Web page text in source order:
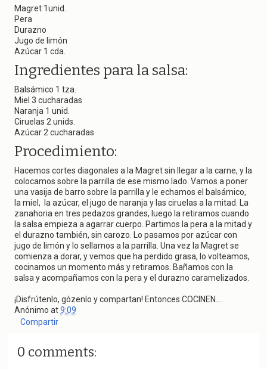
Magret 1unid.
Pera
Durazno
Jugo de limón
Azúcar 1 cda.
Ingredientes para la salsa:
Balsámico 1 tza.
Miel 3 cucharadas
Naranja 1 unid.
Ciruelas 2 unids.
Azúcar 2 cucharadas
Procedimiento:
Hacemos cortes diagonales a la Magret sin llegar a la carne, y la
colocamos sobre la parrilla de ese mismo lado. Vamos a poner
una vasija de barro sobre la parrilla y le echamos el balsámico,
la miel, la azúcar, el jugo de naranja y las ciruelas a la mitad. La
zanahoria en tres pedazos grandes, luego la retiramos cuando
la salsa empieza a agarrar cuerpo. Partimos la pera a la mitad y
el durazno también, sin carozo. Lo pasamos por azúcar con
jugo de limón y lo sellamos a la parrilla. Una vez la Magret se
comienza a dorar, y vemos que ha perdido grasa, lo volteamos,
cocinamos un momento más y retiramos. Bañamos con la
salsa y acompañamos con la pera y el durazno caramelizados.
¡Disfrútenlo, gózenlo y compartan! Entonces COCINEN....
Anónimo at9:09
Compartir
0 comments: